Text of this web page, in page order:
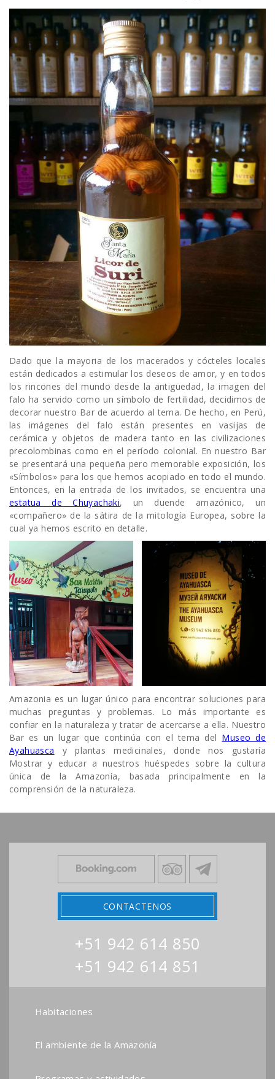
Dado que la mayoria de los macerados y cócteles locales
están dedicados a estimular los deseos de amor, y en todos
los rincones del mundo desde la antigüedad, la imagen del
falo ha servido como un símbolo de fertilidad, decidimos de
decorar nuestro Bar de acuerdo al tema. De hecho, en Perú,
las imágenes del falo están presentes en vasijas de
cerámica y objetos de madera tanto en las civilizaciones
precolombinas como en el período colonial. En nuestro Bar
se presentará una pequeña pero memorable exposición, los
«Símbolos» para los que hemos acopiado en todo el mundo.
Entonces, en la entrada de los invitados, se encuentra una
estatua de Chuyachaki, un duende amazónico, un
«compañero» de la sátira de la mitología Europea, sobre la
cual ya hemos escrito en detalle.
Amazonia es un lugar único para encontrar soluciones para
muchas preguntas y problemas. Lo más importante es
confiar en la naturaleza y tratar de acercarse a ella. Nuestro
Bar es un lugar que continúa con el tema del Museo de
Ayahuasca y plantas medicinales, donde nos gustaría
Mostrar y educar a nuestros huéspedes sobre la cultura
única de la Amazonía, basada principalmente en la
comprensión de la naturaleza.
+51 942 614 850
+51 942 614 851
CONTACTENOS
Habitaciones
El ambiente de la Amazonía